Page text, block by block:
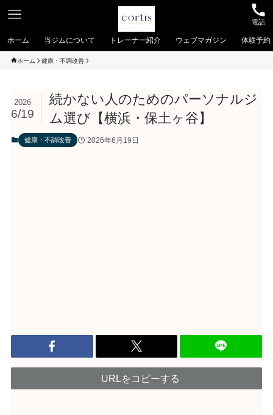
電話
ホーム 当ジムについて トレーナー紹介 ウェブマガジン 体験予約
ホーム 健康・不調改善
続かない人のためのパーソナルジ
ム選び【横浜・保土ヶ谷】
2026
6/19
健康・不調改善 2026年6月19日
URLをコピーする